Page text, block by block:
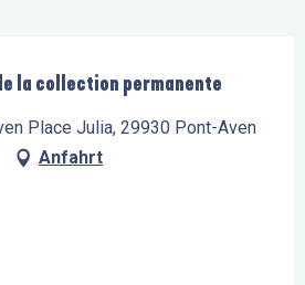
la collection permanente
Place Julia, 29930 Pont-Aven
Anfahrt